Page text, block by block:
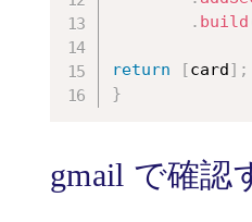
. build
return [card] ;
}
gmail で確認